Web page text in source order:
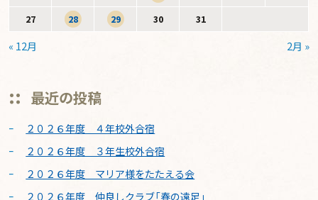
27 28 29 30 31
« 12月 2月 »
最近の投稿
２０２６年度 ４年校外合宿
２０２６年度 ３年生校外合宿
２０２６年度 マリア様をたたえる会
２０２６年度 仲良しクラブ「春の遠足」